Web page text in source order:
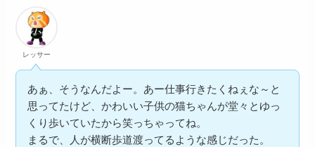
レッサー
あぁ、そうなんだよー。あー仕事行きたくねぇな～と
思ってたけど、かわいい子供の猫ちゃんが堂々とゆっ
くり歩いていたから笑っちゃってね。
まるで、人が横断歩道渡ってるような感じだった。